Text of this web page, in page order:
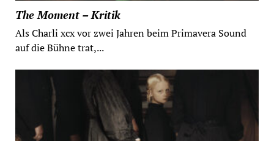
The Moment – Kritik
Als Charli xcx vor zwei Jahren beim Primavera Sound
auf die Bühne trat,...